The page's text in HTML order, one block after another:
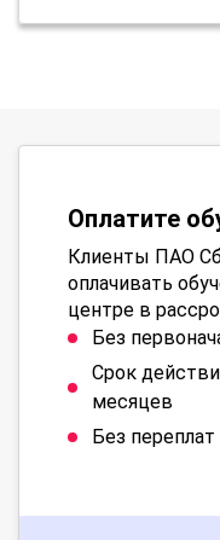
Оплатите
Клиенты ПАО
оплачивать
центре в
Без
Срок
месяцев
Без переплат